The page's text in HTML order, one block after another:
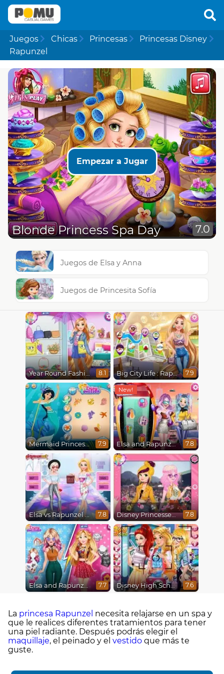
Juegos Chicas Princesas
Princesas Disney
Rapunzel
Empezar a Jugar
Blonde Princess Spa Day 7.0
Juegos de Elsa y Anna
Juegos de Princesita Sofía
Year Round Fashionista Rapunzel 8.1 Big City Life : Rapunzel 7.9
Mermaid Princesses 7.9 Elsa and Rapunzel Future Fashion 7.8
Elsa vs Rapunzel Fashion Game 7.8 Disney Princesses : Boho vs Edgy 7.8
Elsa and Rapunzel Princess Rivalry 7.7 Disney High School Love 7.6
La princesa Rapunzel necesita relajarse en un spa y
que le realices diferentes tratamientos para tener
una piel radiante. Después podrás elegir el
maquillaje, el peinado y el vestido que más te
guste.